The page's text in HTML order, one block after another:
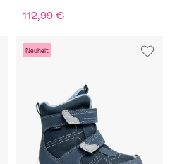
112,99 €
Neuheit